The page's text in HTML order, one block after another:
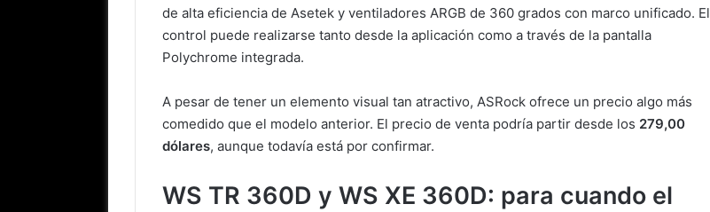
de alta eficiencia de Asetek y ventiladores ARGB de 360 grados con marco unificado. El
control puede realizarse tanto desde la aplicación como a través de la pantalla
Polychrome integrada.
A pesar de tener un elemento visual tan atractivo, ASRock ofrece un precio algo más
comedido que el modelo anterior. El precio de venta podría partir desde los 279,00
dólares, aunque todavía está por confirmar.
WS TR 360D y WS XE 360D: para cuando el